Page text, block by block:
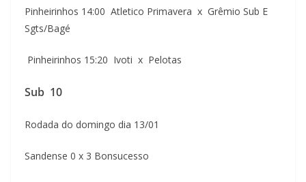
Pinheirinhos 14:00 Atletico Primavera x Grêmio Sub E
Sgts/Bagé
Pinheirinhos 15:20 Ivoti x Pelotas
Sub 10
Rodada do domingo dia 13/01
Sandense 0 x 3 Bonsucesso